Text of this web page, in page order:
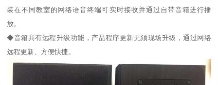
装在不同教室的网络语音终端可实时接收并通过自带音箱进行播
放。
◆音箱具有远程升级功能，产品程序更新无须现场升级，通过网络
远程更新、方便快捷。